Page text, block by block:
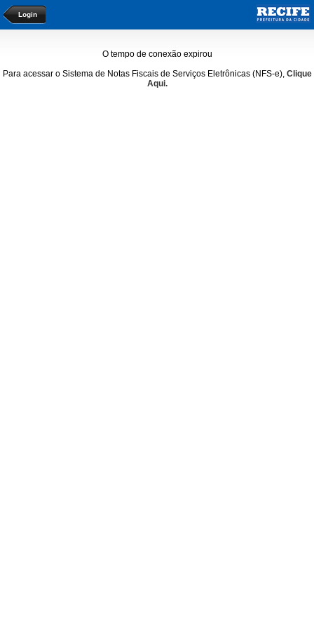
Login
O tempo de conexão expirou
Para acessar o Sistema de Notas Fiscais de Serviços Eletrônicas (NFS-e), Clique
Aqui.